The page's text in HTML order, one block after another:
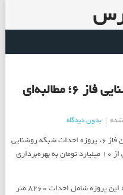
۱۰ میلیارد تومان برای روشنایی فاز ۶؛ مطالبه‌ای
| بدون دیدگاه
پس از سال‌ها پیگیری و گلایه‌مندی شهروندان فاز ۶، پروژه احداث شبکه روشنایی
بخشی از معابر مساکن مهر پرند با اعتبار بیش از ۱۰ میلیارد تومان به بهره‌برداری
جلیل جعفری مدیر منطقه برق پرند اعلام کرد: این پروژه شامل احداث ۸۲۶۰ متر